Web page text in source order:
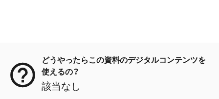
どうやったらこの資料のデジタルコンテンツを
使えるの？
該当なし